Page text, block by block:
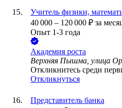
Учитель физики,
40 000 – 120 000 ₽ за
Опыт 1-3 года
Академия роста
Верхняя Пышма, улица
Откликнитесь среди
Откликнуться
Представитель банка